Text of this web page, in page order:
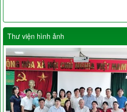
Thư viện hình ảnh